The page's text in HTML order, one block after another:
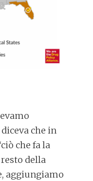
che in
che fa la
della
aggiungiamo